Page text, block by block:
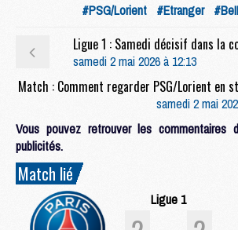
#PSG/Lorient #Etranger
Ligue 1 : Samedi décisif dans la
samedi 2 mai 2026 à 12:13
Match : Comment regarder PSG/Lorient en
samedi 2 mai
Vous pouvez retrouver les commentaires
publicités.
Match lié
Ligue 1